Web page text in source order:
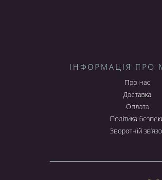
ІНФОРМАЦІЯ ПРО
Про нас
Доставка
Оплата
Політика
Зворотній